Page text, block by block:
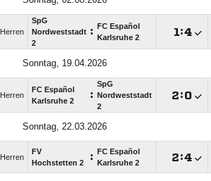
Herren
SpG
Nordweststadt
2
:
FC Español
Karlsruhe 2
:
Sonntag, 19.04.2026
Herren
FC Español
Karlsruhe 2
:
SpG
Nordweststadt
2
:
Sonntag, 22.03.2026
Herren
FV
Hochstetten 2
:
FC Español
Karlsruhe 2
: